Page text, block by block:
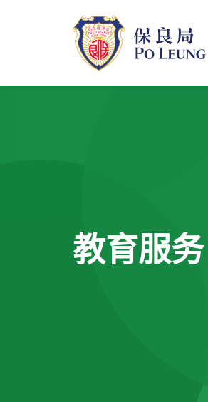
教育服务